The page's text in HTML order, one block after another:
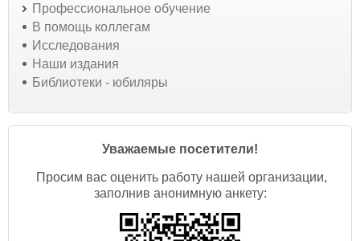
Профессиональное обучение
В помощь коллегам
Исследования
Наши издания
Библиотеки - юбиляры
Уважаемые посетители!
Просим вас оценить работу нашей организации,
заполнив анонимную анкету: